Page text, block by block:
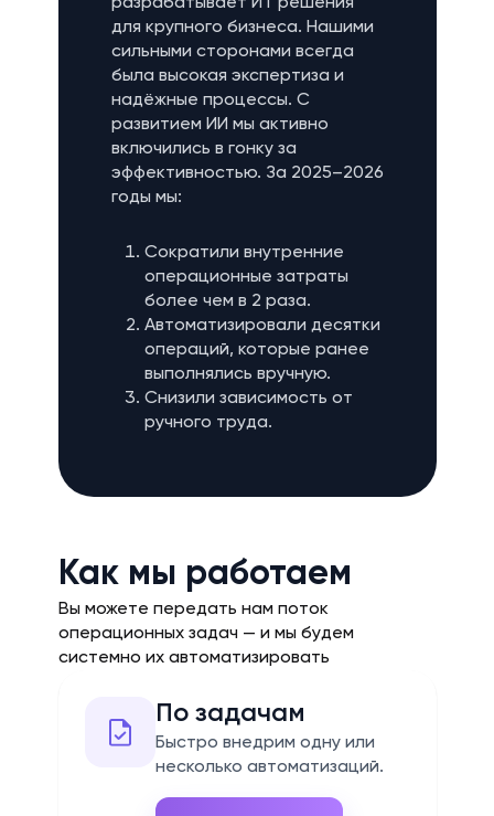
для крупного бизнеса. Нашими
сильными сторонами всегда
была высокая экспертиза и
надёжные процессы. С
развитием ИИ мы активно
включились в гонку за
эффективностью. За 2025–2026
годы мы:
Сократили внутренние
операционные затраты
более чем в 2 раза.
Автоматизировали десятки
операций, которые ранее
выполнялись вручную.
Снизили зависимость от
ручного труда.
Как мы работаем
Вы можете передать нам поток
операционных задач — и мы будем
системно их автоматизировать
По задачам
Быстро внедрим одну или
несколько автоматизаций.